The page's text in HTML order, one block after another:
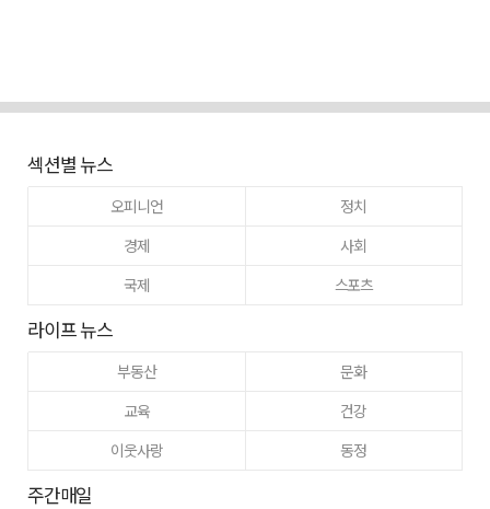
섹션별 뉴스
오피니언
정치
경제
사회
국제
스포츠
라이프 뉴스
부동산
문화
교육
건강
이웃사랑
동정
주간매일